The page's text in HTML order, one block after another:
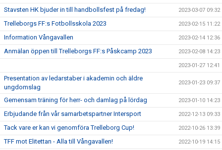
Stavsten HK bjuder in till handbollsfest på fredag! 2023-03-07 09:32
Trelleborgs FF:s Fotbollsskola 2023 2023-02-15 11:22
Information Vångavallen 2023-02-14 12:36
Anmälan öppen till Trelleborgs FF:s Påskcamp 2023 2023-02-08 14:23
2023-01-27 12:41
Presentation av ledarstaber i akademin och äldre
ungdomslag
2023-01-23 09:37
Gemensam träning för herr- och damlag på lördag 2023-01-10 14:23
Erbjudande från vår samarbetspartner Intersport 2022-12-13 09:33
Tack vare er kan vi genomföra Trelleborg Cup! 2022-10-26 13:39
TFF mot Elitettan - Alla till Vångavallen! 2022-10-19 14:15